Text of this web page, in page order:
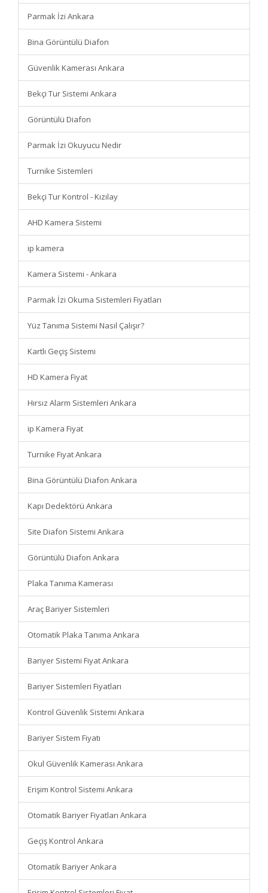
Parmak İzi Ankara
Bina Görüntülü Diafon
Güvenlik Kamerası Ankara
Bekçi Tur Sistemi Ankara
Görüntülü Diafon
Parmak İzi Okuyucu Nedir
Turnike Sistemleri
Bekçi Tur Kontrol - Kızılay
AHD Kamera Sistemi
ip kamera
Kamera Sistemi - Ankara
Parmak İzi Okuma Sistemleri Fiyatları
Yüz Tanıma Sistemi Nasıl Çalışır?
Kartlı Geçiş Sistemi
HD Kamera Fiyat
Hırsız Alarm Sistemleri Ankara
ip Kamera Fiyat
Turnike Fiyat Ankara
Bina Görüntülü Diafon Ankara
Kapı Dedektörü Ankara
Site Diafon Sistemi Ankara
Görüntülü Diafon Ankara
Plaka Tanıma Kamerası
Araç Bariyer Sistemleri
Otomatik Plaka Tanıma Ankara
Bariyer Sistemi Fiyat Ankara
Bariyer Sistemleri Fiyatları
Kontrol Güvenlik Sistemi Ankara
Bariyer Sistem Fiyatı
Okul Güvenlik Kamerası Ankara
Erişim Kontrol Sistemi Ankara
Otomatik Bariyer Fiyatları Ankara
Geçiş Kontrol Ankara
Otomatik Bariyer Ankara